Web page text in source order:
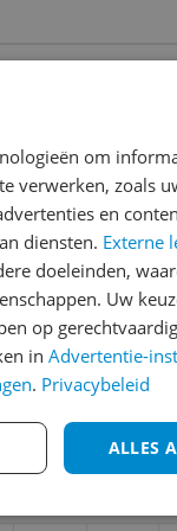
nog geen
product in bezit
schrijven van je
gemiddeld
bezoekers een
om
verwerken, zoals
en
diensten. Externe
doeleinden,
Uw
op
in Advertentie-
. Privacybeleid
ALLES